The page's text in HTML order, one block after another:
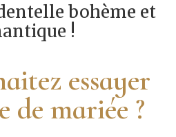
bohème et
!
essayer
de mariée ?